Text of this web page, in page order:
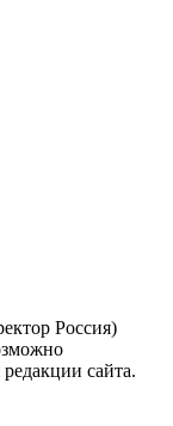
Россия)
сайта.